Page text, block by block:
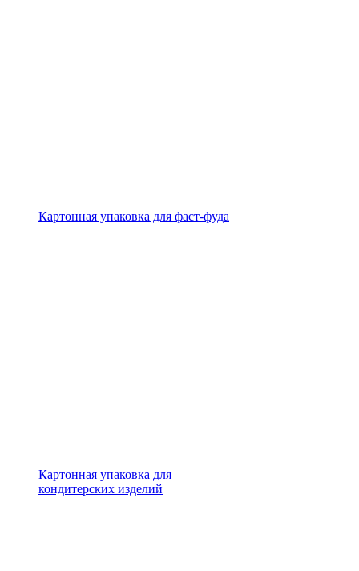
Картонная упаковка для фаст-фуда
Картонная упаковка для
кондитерских изделий